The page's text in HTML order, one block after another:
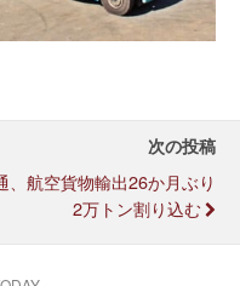
次の投稿
、航空貨物輸出26か月ぶり
2万トン割り込む